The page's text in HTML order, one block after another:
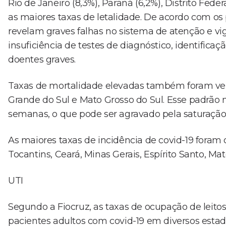
Rio de Janeiro (8,3%), Paraná (6,2%), Distrito
as maiores taxas de letalidade. De acordo com
revelam graves falhas no sistema de atenção e
insuficiência de testes de diagnóstico,
doentes graves.
Taxas de mortalidade elevadas também foram
Grande do Sul e Mato Grosso do Sul. Esse
semanas, o que pode ser agravado pela
As maiores taxas de incidência de covid-19
Tocantins, Ceará, Minas Gerais, Espírito Santo,
UTI
Segundo a Fiocruz, as taxas de ocupação de
pacientes adultos com covid-19 em diversos